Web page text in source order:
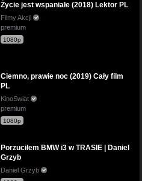
Życie jest wspaniałe (2018) Lektor PL
Filmy Akcji
premium
1080p
Ciemno, prawie noc (2019) Cały film
PL
KinoSwiat
premium
1080p
Porzuciłem BMW i3 w TRASIE | Daniel
Grzyb
Daniel Grzyb